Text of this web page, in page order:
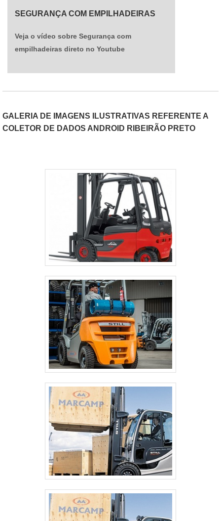
SEGURANÇA COM EMPILHADEIRAS
Veja o vídeo sobre Segurança com
empilhadeiras direto no Youtube
GALERIA DE IMAGENS ILUSTRATIVAS REFERENTE A
COLETOR DE DADOS ANDROID RIBEIRÃO PRETO